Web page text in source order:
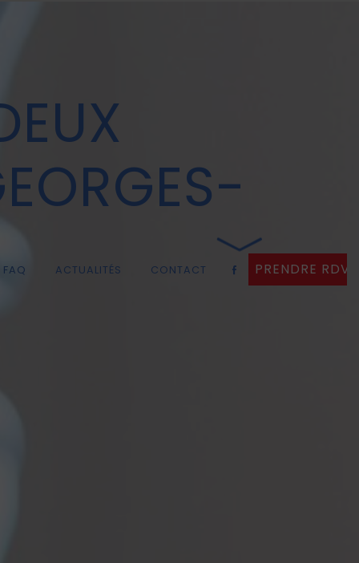
FAQ ACTUALITÉS CONTACT PRENDRE RDV